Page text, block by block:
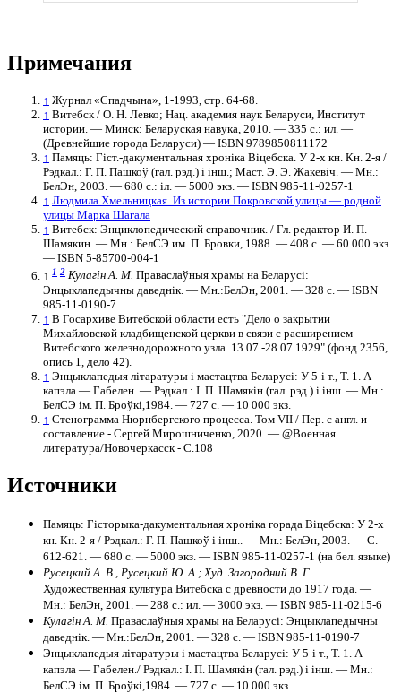
Примечания
↑ Журнал «Спадчына», 1-1993, стр. 64-68.
↑ Витебск / О. Н. Левко; Нац. академия наук Беларуси, Институт
истории. — Минск: Беларуская навука, 2010. — 335 с.: ил. —
(Древнейшие города Беларуси) — ISBN 9789850811172
↑ Памяць: Гіст.-дакументальная хроніка Віцебска. У 2-х кн. Кн. 2-я /
Рэдкал.: Г. П. Пашкоў (гал. рэд.) і інш.; Маст. Э. Э. Жакевіч. — Мн.:
БелЭн, 2003. — 680 с.: іл. — 5000 экз. — ISBN 985-11-0257-1
↑ Людмила Хмельницкая. Из истории Покровской улицы — родной
улицы Марка Шагала
↑ Витебск: Энциклопедический справочник. / Гл. редактор И. П.
Шамякин. — Мн.: БелСЭ им. П. Бровки, 1988. — 408 с. — 60 000 экз.
— ISBN 5-85700-004-1
↑ 1 2 Кулагін А. М. Праваслаўныя храмы на Беларусі:
Энцыклапедычны даведнік. — Мн.:БелЭн, 2001. — 328 с. — ISBN
985-11-0190-7
↑ В Госархиве Витебской области есть "Дело о закрытии
Михайловской кладбищенской церкви в связи с расширением
Витебского железнодорожного узла. 13.07.-28.07.1929" (фонд 2356,
опись 1, дело 42).
↑ Энцыклапедыя літаратуры і мастацтва Беларусі: У 5-і т., Т. 1. А
капэла — Габелен. — Рэдкал.: І. П. Шамякін (гал. рэд.) і інш. — Мн.:
БелСЭ ім. П. Броўкі,1984. — 727 с. — 10 000 экз.
↑ Стенограмма Нюрнбергского процесса. Том VII / Пер. с англ. и
составление - Сергей Мирошниченко, 2020. — @Военная
литература/Новочеркасск - C.108
Источники
Памяць: Гісторыка-дакументальная хроніка горада Віцебска: У 2-х
кн. Кн. 2-я / Рэдкал.: Г. П. Пашкоў і інш.. — Мн.: БелЭн, 2003. — С.
612-621. — 680 с. — 5000 экз. — ISBN 985-11-0257-1 (на бел. языке)
Русецкий А. В., Русецкий Ю. А.; Худ. Загородний В. Г.
Художественная культура Витебска с древности до 1917 года. —
Мн.: БелЭн, 2001. — 288 с.: ил. — 3000 экз. — ISBN 985-11-0215-6
Кулагін А. М. Праваслаўныя храмы на Беларусі: Энцыклапедычны
даведнік. — Мн.:БелЭн, 2001. — 328 с. — ISBN 985-11-0190-7
Энцыклапедыя літаратуры і мастацтва Беларусі: У 5-і т., Т. 1. А
капэла — Габелен./ Рэдкал.: І. П. Шамякін (гал. рэд.) і інш. — Мн.:
БелСЭ ім. П. Броўкі,1984. — 727 с. — 10 000 экз.